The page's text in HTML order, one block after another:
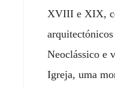
XVIII e XIX,
Neoclássico e
Igreja, uma